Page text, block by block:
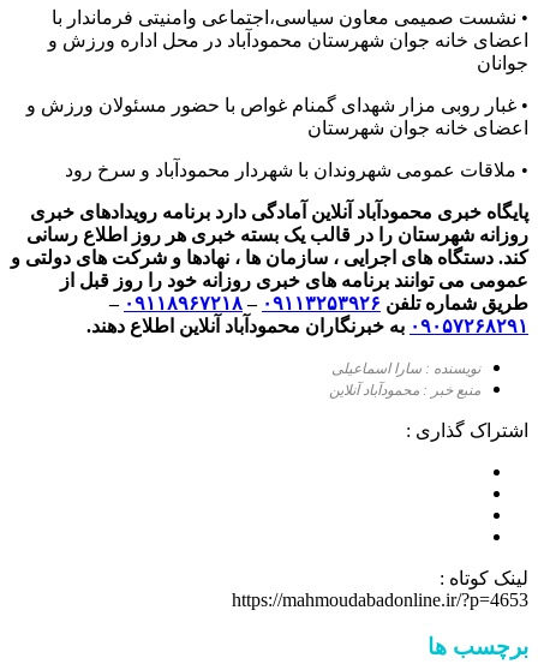
• نشست صمیمی معاون سیاسی،اجتماعی و‌امنیتی فرماندار با
اعضای خانه جوان شهرستان محمودآباد در محل اداره ورزش و
جوانان
• غبار روبی مزار شهدای گمنام غواص با حضور مسئولان ورزش و
اعضای خانه جوان شهرستان
• ملاقات عمومی شهروندان با شهردار محمودآباد و سرخ رود
پایگاه خبری محمودآباد آنلاین آمادگی دارد برنامه رویدادهای خبری
روزانه شهرستان را در قالب یک بسته خبری هر روز اطلاع رسانی
کند. دستگاه های اجرایی ، سازمان ها ، نهادها و شرکت های دولتی و
عمومی می توانند برنامه های خبری روزانه خود را روز قبل از
طریق شماره تلفن ۰۹۱۱۳۲۵۳۹۲۶ –۰۹۱۱۸۹۶۷۲۱۸ –
۰۹۰۵۷۲۶۸۲۹۱ به خبرنگاران محمودآباد آنلاین اطلاع دهند.
نویسنده : سارا اسماعیلی
منبع خبر : محمودآباد آنلاین
اشتراک گذاری :
لینک کوتاه :
https://mahmoudabadonline.ir/?p=4653
برچسب ها